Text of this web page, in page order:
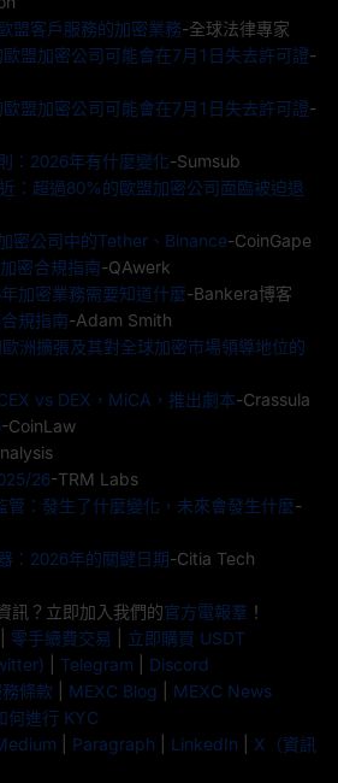
盟客戶服務的加密業務-全球法律專家
盟加密公司可能會在7月1日失去許可證-
盟加密公司可能會在7月1日失去許可證-
：2026年有什麼變化-Sumsub
：超過80%的歐盟加密公司面臨被迫退
密公司中的Tether、Binance-CoinGape
密合規指南-QAwerk
加密業務需要知道什麼-Bankera博客
規指南-Adam Smith
洲擴張及其對全球加密市場領導地位的
vs DEX，MiCA，推出劇本-Crassula
-CoinLaw
26-TRM Labs
管：發生了什麼變化，未來會發生什麼-
：2026年的關鍵日期-Citia Tech
訊？立即加入我們的官方電報羣 ！
零手續費交易
立即購買 USDT
Telegram
Discord
條款 MEXC Blog
MEXC News
何進行 KYC
Paragraph LinkedIn
X（資訊